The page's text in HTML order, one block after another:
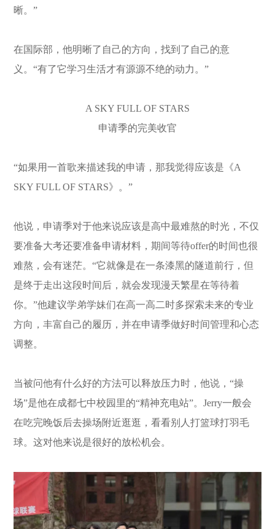
晰。”
在国际部，他明晰了自己的方向，找到了自己的意
义。“有了它学习生活才有源源不绝的动力。”
A SKY FULL OF STARS
申请季的完美收官
“如果用一首歌来描述我的申请，那我觉得应该是《A
SKY FULL OF STARS》。”
他说，申请季对于他来说应该是高中最难熬的时光，不仅
要准备大考还要准备申请材料，期间等待offer的时间也很
难熬，会有迷茫。“它就像是在一条漆黑的隧道前行，但
是终于走出这段时间后，就会发现漫天繁星在等待着
你。”他建议学弟学妹们在高一高二时多探索未来的专业
方向，丰富自己的履历，并在申请季做好时间管理和心态
调整。
当被问他有什么好的方法可以释放压力时，他说，“操
场”是他在成都七中校园里的“精神充电站”。Jerry一般会
在吃完晚饭后去操场附近逛逛，看看别人打篮球打羽毛
球。这对他来说是很好的放松机会。